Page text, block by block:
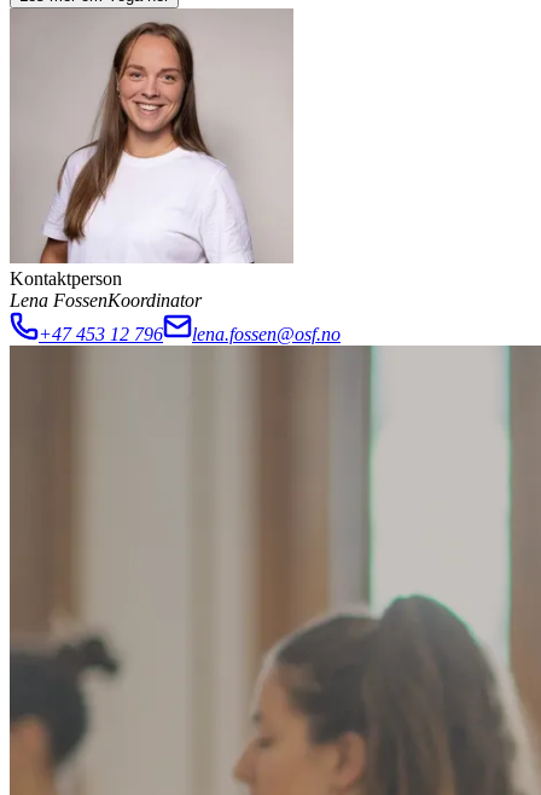
Kontaktperson
Lena FossenKoordinator
+47 453 12 796
lena.fossen@osf.no